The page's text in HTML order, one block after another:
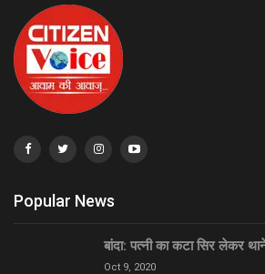
Popular News
बांदा: पत्नी का कटा सिर लेकर
Oct 9, 2020